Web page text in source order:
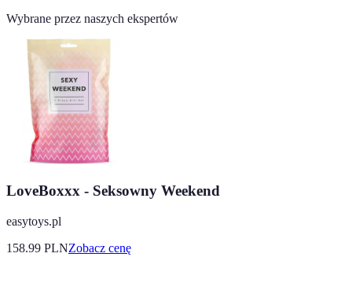
Wybrane przez naszych ekspertów
LoveBoxxx - Seksowny Weekend
easytoys.pl
158.99 PLNZobacz cenę